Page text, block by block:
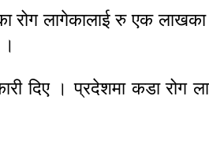
रोग लागेकालाई रु एक
दिए । प्रदेशमा कडा रोग